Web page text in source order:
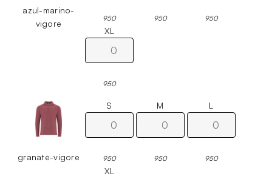
azul-marino-
vigore
950 950 950
XL
950
granate-vigore
S
950
M
950
L
950
XL